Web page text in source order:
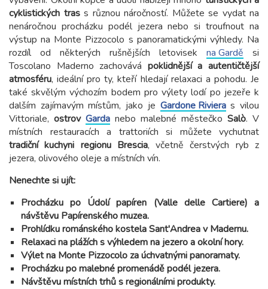
cyklistických trass různou náročností. Můžete se vydat na
nenáročnou procházku podél jezera nebo si troufnout na
výstup na Monte Pizzocolo s panoramatickými výhledy. Na
rozdíl od některých rušnějších letovisek na Gardě si
Toscolano Maderno zachovává poklidnější a autentičtější
atmosféru, ideální pro ty, kteří hledají relaxaci a pohodu. Je
také skvělým výchozím bodem pro výlety lodí po jezeře k
dalším zajímavým místům, jako je Gardone Rivieras vilou
Vittoriale, ostrov Garda nebo malebné městečko Salò. V
místních restauracích a trattoriích si můžete vychutnat
tradiční kuchyni regionu Brescia, včetně čerstvých ryb z
jezera, olivového oleje a místních vín.
Nenechte si ujít:
Procházku po Údolí papíren (Valle delle Cartiere) a
návštěvu Papírenského muzea.
Prohlídku románského kostela Sant'Andrea v Madernu.
Relaxaci na plážích s výhledem na jezero a okolní hory.
Výlet na Monte Pizzocolo za úchvatnými panoramaty.
Procházku po malebné promenádě podél jezera.
Návštěvu místních trhů s regionálními produkty.